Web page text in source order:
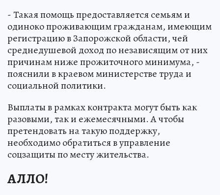
- Такая помощь предоставляется семьям и
одиноко проживающим гражданам, имеющим
регистрацию в Запорожской области, чей
среднедушевой доход по независящим от них
причинам ниже прожиточного минимума, -
пояснили в краевом министерстве труда и
социальной политики.
Выплаты в рамках контракта могут быть как
разовыми, так и ежемесячными. А чтобы
претендовать на такую поддержку,
необходимо обратиться в управление
соцзащиты по месту жительства.
АЛЛО!